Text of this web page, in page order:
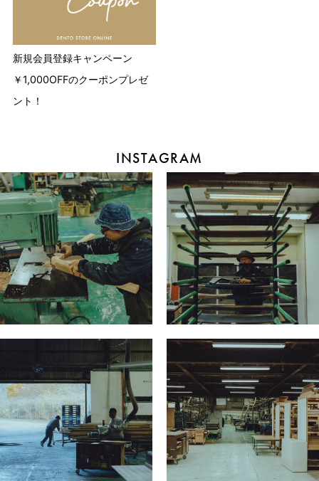
新規会員登録キャンペーン
￥1,000OFFのクーポンプレゼ
ント！
INSTAGRAM